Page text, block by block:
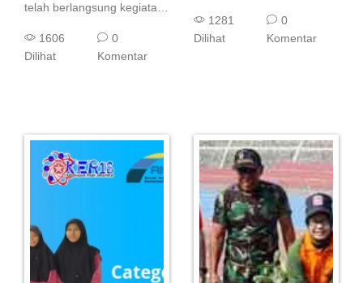
telah berlangsung kegiatan
lulusan ke-35. Kegiatan ini
sendiri dihadiri oleh seluruh
1606
Dilihat
0
Komentar
SMANKA berhasil meraih
prestasi lewat altet-atlet
1281
Dilihat
0
Komentar